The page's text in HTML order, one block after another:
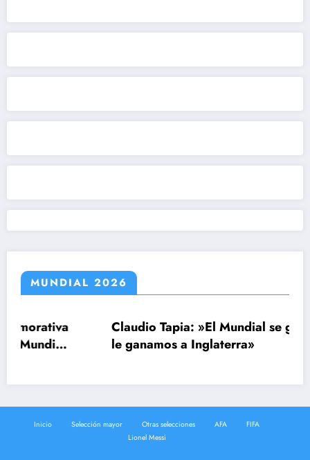
MUNDIAL 2026
Claudio Tapia: »El Mundial se ganó cuando
le ganamos a Inglaterra»
Inicio Selección mayor Otras selecciones AFA
FIFA
Lionel Messi